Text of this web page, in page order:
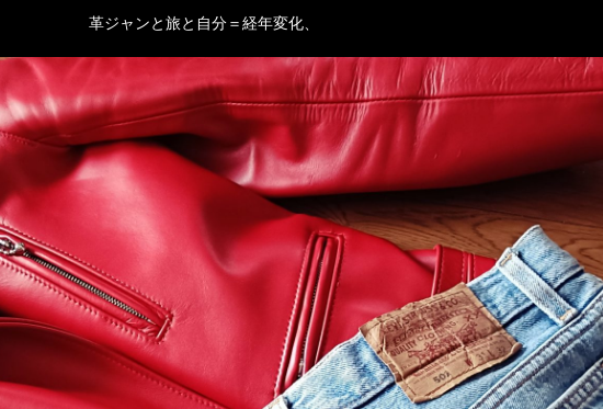
革ジャンと旅と自分＝経年変化、